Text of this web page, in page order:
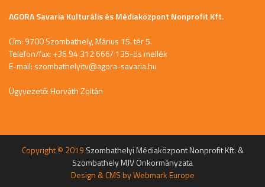
AGORA Savaria Kulturális és Médiaközpont Nonprofit Kft.
Cím: 9700 Szombathely, Márius 15. tér 5.
Telefon/fax: +36 94 312 666/ 135-ös mellék
E-mail: szombathelyitv@agora-savaria.hu
Ügyvezető: Horváth Zoltán
Copyright © 2019 Szombathelyi Médiaközpont Nonprofit Kft. &
Szombathely MJV Önkormányzata
Design & CMS byWebmark Europe